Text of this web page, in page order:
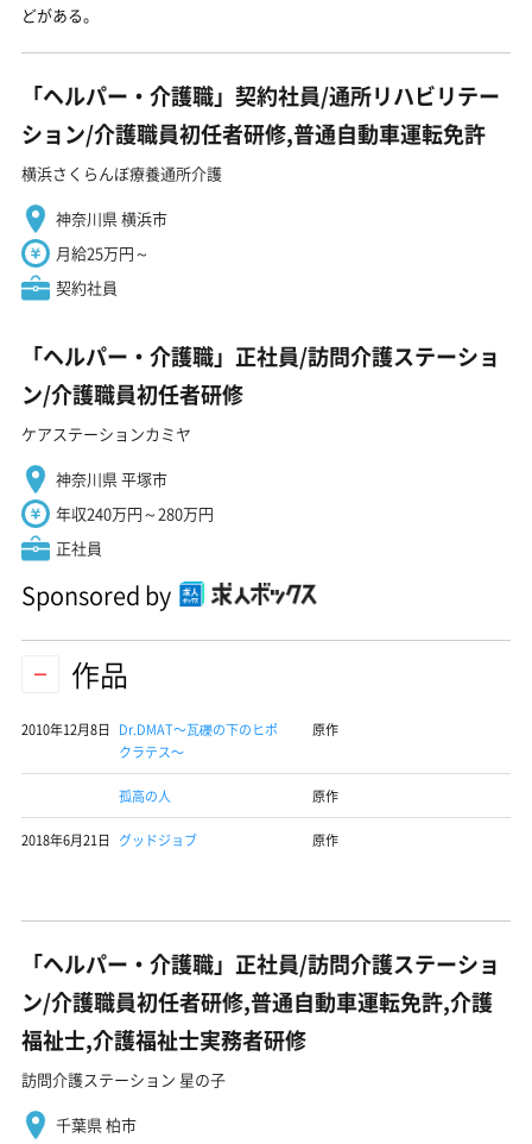
どがある。
「ヘルパー・介護職」契約社員/通所リハビリテー
ション/介護職員初任者研修,普通自動車運転免許
横浜さくらんぼ療養通所介護
神奈川県 横浜市
月給25万円～
契約社員
「ヘルパー・介護職」正社員/訪問介護ステーショ
ン/介護職員初任者研修
ケアステーションカミヤ
神奈川県 平塚市
年収240万円～280万円
正社員
Sponsored by
作品
2010年12月8日 Dr.DMAT〜瓦礫の下のヒポ
クラテス〜
原作
孤高の人 原作
2018年6月21日 グッドジョブ 原作
「ヘルパー・介護職」正社員/訪問介護ステーショ
ン/介護職員初任者研修,普通自動車運転免許,介護
福祉士,介護福祉士実務者研修
訪問介護ステーション 星の子
千葉県 柏市